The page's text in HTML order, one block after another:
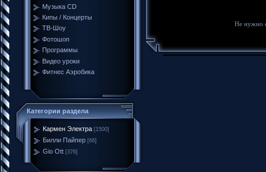
Музыка CD
Кипы / Концерты
ТВ-Шоу
Фотошоп
Программы
Видео уроки
Фитнес Аэробика
Категории раздела
Кармен Электра [1500]
Билли Пайпер [66]
Gio Ott [376]
Не нужно